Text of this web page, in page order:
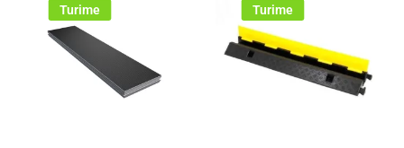
Turime Turime